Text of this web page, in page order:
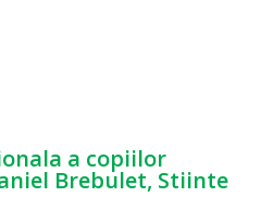
a copiilor
Brebulet, Stiinte